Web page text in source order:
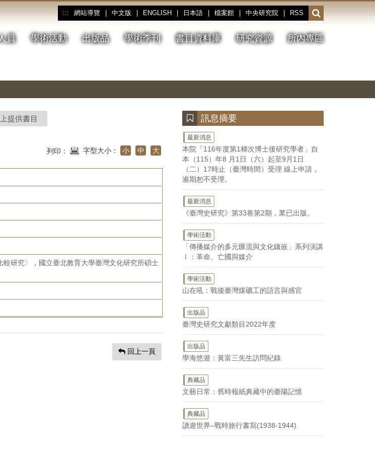
::: 網站導覽 中文版 ENGLISH 日本語 檔案館 中央研究院 RSS
開
啟
或
收
員 學術活動 出版品 學術季刊 書目資料庫 研究資源 所內專區
停、
圖
圖
結
提供書目
列印： 字型大小： 小 中 大
較研究〉，國立臺北教育大學臺灣文化研究所碩士
回上一頁
訊息摘要
最新消息
本院「116年度第1梯次博士後研究學者」自
本（115）年8 月1日（六）起至9月1日
（二）17時止（臺灣時間）受理 線上申請，
逾期恕不受理。
最新消息
《臺灣史研究》第33卷第2期，業已出版。
學術活動
「傳播媒介的多元匯流與文化鑲嵌」系列演講
Ⅰ：革命、亡國與媒介
學術活動
山在吼：戰後臺灣煤礦工的語言與感官
出版品
臺灣史研究文獻類目2022年度
出版品
學海悠遊：黃富三先生訪問紀錄
典藏品
文藝日常：舊時報紙典藏中的臺陽記憶
典藏品
讀遊世界–戰時旅行書寫(1938-1944)